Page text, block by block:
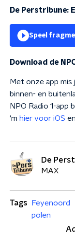
De Perstribune:
Speel
Download de
Met onze app
binnen- en
NPO Radio 1-app
'm hier voor iOS en
De
MAX
Tags Feyenoord
polen